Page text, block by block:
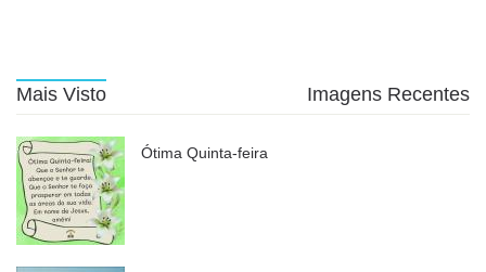
Mais Visto Imagens Recentes
Ótima Quinta-feira